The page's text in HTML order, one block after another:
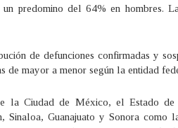
un predomino del 64% en hombres.
de defunciones confirmadas y
de mayor a menor según la entidad
la Ciudad de México, el Estado
Sinaloa, Guanajuato y Sonora como